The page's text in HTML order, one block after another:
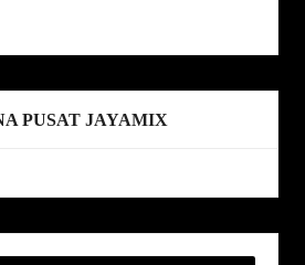
PUSAT JAYAMIX